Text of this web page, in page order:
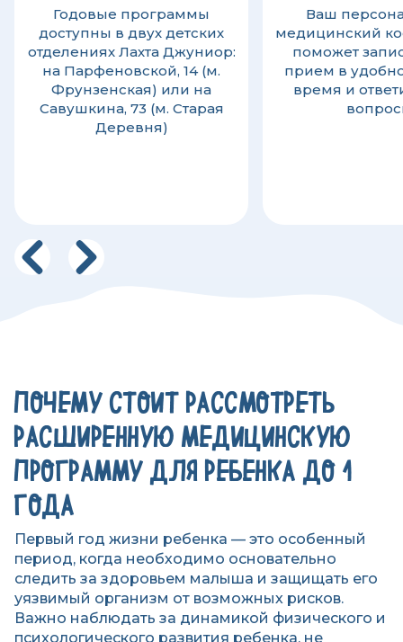
Годовые программы
доступны в двух детских
отделениях Лахта Джуниор:
на Парфеновской, 14 (м.
Фрунзенская) или на
Савушкина, 73 (м. Старая
Деревня)
Ваш
медицинский
поможет
прием в
время и
ПОЧЕМУ СТОИТ РАССМОТРЕТЬ
РАСШИРЕННУЮ МЕДИЦИНСКУЮ
ПРОГРАММУ ДЛЯ РЕБЕНКА ДО 1
ГОДА
Первый год жизни ребенка — это особенный
период, когда необходимо основательно
следить за здоровьем малыша и защищать его
уязвимый организм от возможных рисков.
Важно наблюдать за динамикой физического и
психологического развития ребенка, не